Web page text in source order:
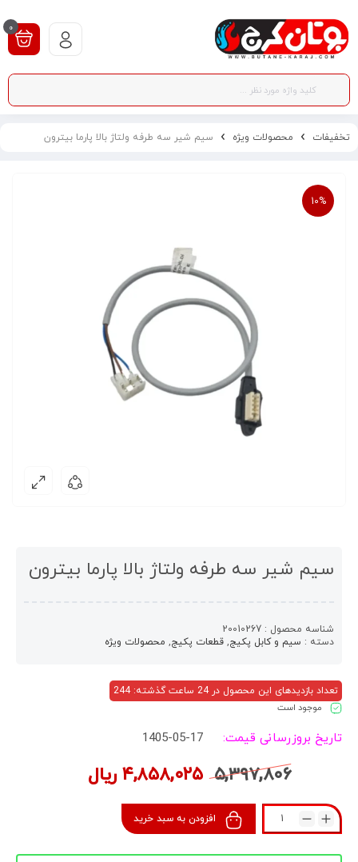
0
تخفیفات محصولات ویژه سیم شیر سه طرفه ولتاژ بالا پارما بیترون
10%
سیم شیر سه طرفه ولتاژ بالا پارما بیترون
شناسه محصول : 20010267
دسته : سیم و کابل پکیج, قطعات پکیج, محصولات ویژه
تعداد بازدیدهای این محصول در 24 ساعت گذشته: 244
موجود است
تاریخ بروزرسانی قیمت: 1405-05-17
۵,۳۹۷,۸۰۶ ۴,۸۵۸,۰۲۵ ریال
افزودن به سبد خرید